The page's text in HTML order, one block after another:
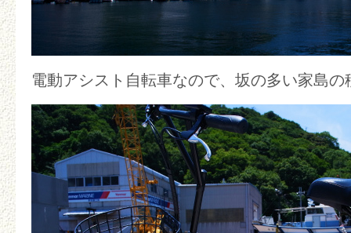
電動アシスト自転車なので、坂の多い家島